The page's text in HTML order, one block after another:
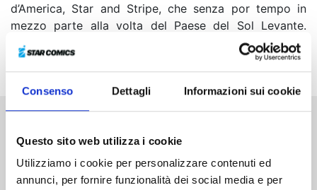
Consenso Dettagli Informazioni sui cookie
Questo sito web utilizza i cookie
Utilizziamo i cookie per personalizzare contenuti ed
annunci, per fornire funzionalità dei social media e per
d’America, Star and Stripe, che senza por tempo in
mezzo parte alla volta del Paese del Sol Levante.
Ancora non sa che il più grande nemico dell’umanità
progetta di impossessarsi del suo potentissimo Quirk...
Altri volumi della serie